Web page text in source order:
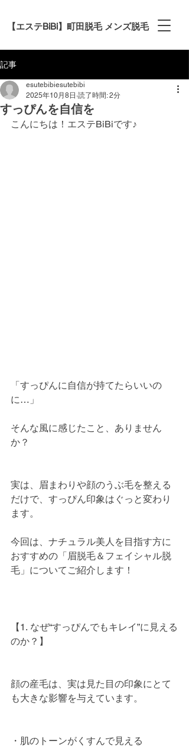
【エステBiBi】町田脱毛 メンズ脱毛
記事
すっぴんを自信を
esutebibiesutebibi
2025年10月8日 読了時間: 2分
こんにちは！エステBiBiです♪
「すっぴんに自信が持てたらいいの
に…」
そんな風に感じたこと、ありません
か？
実は、眉まわりや顔のうぶ毛を整える
だけで、すっぴん印象はぐっと変わり
ます。
今回は、ナチュラル美人を目指す方に
おすすめの「眉脱毛＆フェイシャル脱
毛」についてご紹介します！
【1. なぜ“すっぴんでもキレイ”に見える
のか？】
顔の産毛は、実は見た目の印象にとて
も大きな影響を与えています。
・肌のトーンがくすんで見える